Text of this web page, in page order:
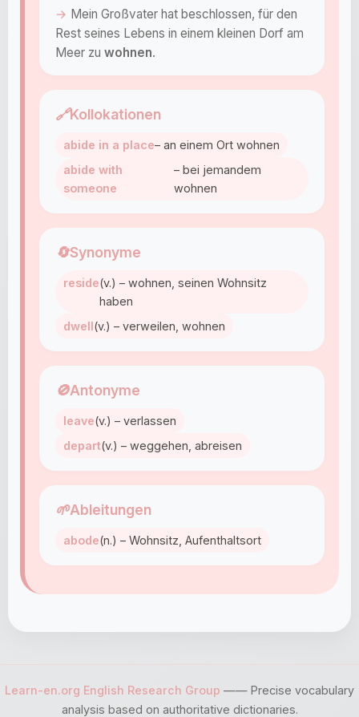
Mein Großvater hat beschlossen, für den
Rest seines Lebens in einem kleinen Dorf am
Meer zu wohnen.
🔗Kollokationen
abide in a place– an einem Ort wohnen
abide with
someone
– bei jemandem
wohnen
🔄Synonyme
reside(v.) – wohnen, seinen Wohnsitz
haben
dwell(v.) – verweilen, wohnen
🚫Antonyme
leave(v.) – verlassen
depart(v.) – weggehen, abreisen
🌱Ableitungen
abode(n.) – Wohnsitz, Aufenthaltsort
Learn-en.org English Research Group —— Precise vocabulary
analysis based on authoritative dictionaries.